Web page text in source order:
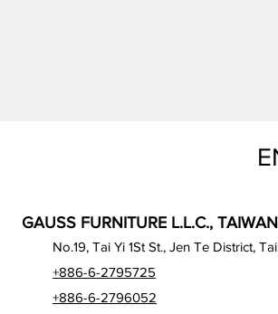
GAUSS FURNITURE L.L.C.,
No.19, Tai Yi 1St St., Jen Te District,
+886-6-2795725
+886-6-2796052